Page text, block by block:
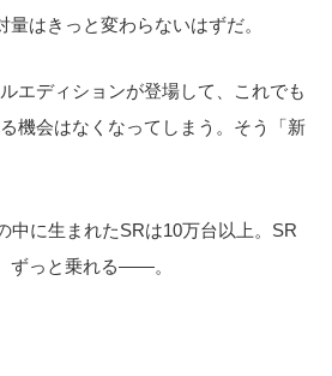
はきっと変わらないはずだ。
エディションが登場して、これでも
機会はなくなってしまう。そう「新
中に生まれたSRは10万台以上。SR
ずっと乗れる――。